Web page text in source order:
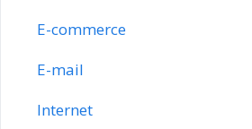
E-commerce
E-mail
Internet